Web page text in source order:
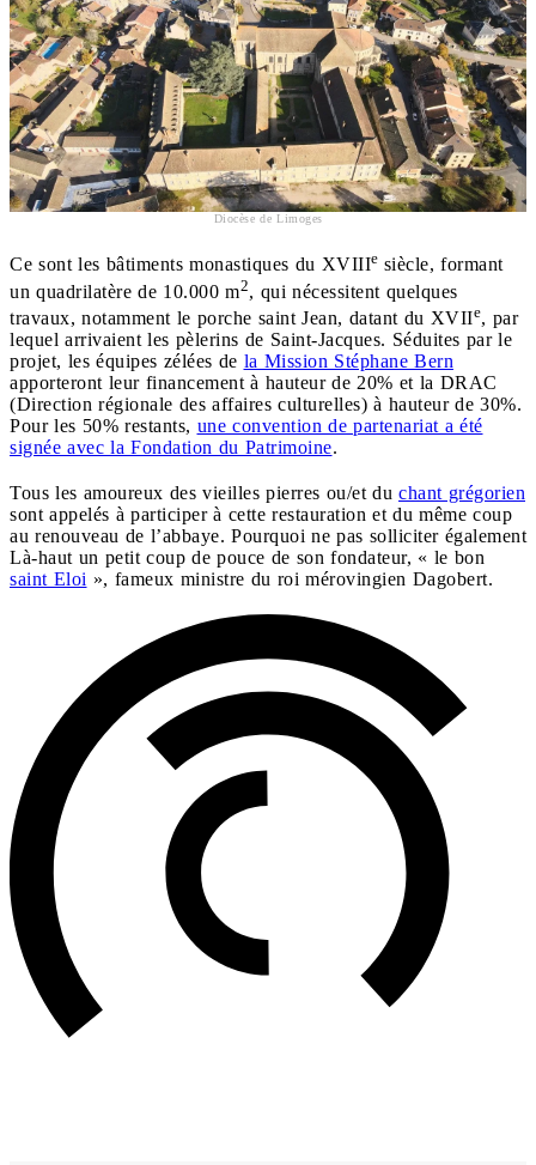
Diocèse de Limoges
Ce sont les bâtiments monastiques du XVIIIe siècle, formant
un quadrilatère de 10.000 m2, qui nécessitent quelques
travaux, notamment le porche saint Jean, datant du XVIIe, par
lequel arrivaient les pèlerins de Saint-Jacques. Séduites par le
projet, les équipes zélées de la Mission Stéphane Bern
apporteront leur financement à hauteur de 20% et la DRAC
(Direction régionale des affaires culturelles) à hauteur de 30%.
Pour les 50% restants, une convention de partenariat a été
signée avec la Fondation du Patrimoine.
Tous les amoureux des vieilles pierres ou/et du chant grégorien
sont appelés à participer à cette restauration et du même coup
au renouveau de l’abbaye. Pourquoi ne pas solliciter également
Là-haut un petit coup de pouce de son fondateur, « le bon
saint Eloi », fameux ministre du roi mérovingien Dagobert.